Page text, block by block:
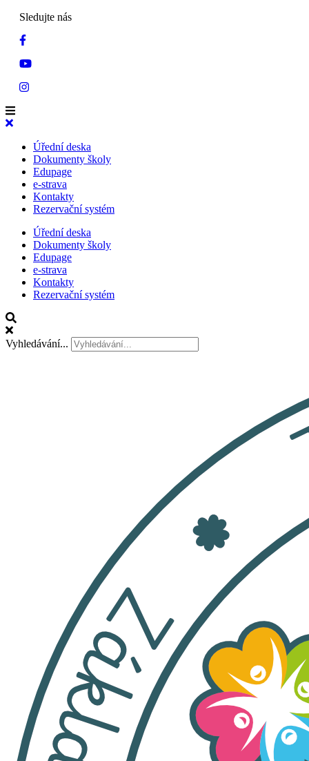
Sledujte nás
Úřední deska
Dokumenty školy
Edupage
e-strava
Kontakty
Rezervační systém
Úřední deska
Dokumenty školy
Edupage
e-strava
Kontakty
Rezervační systém
Vyhledávání...